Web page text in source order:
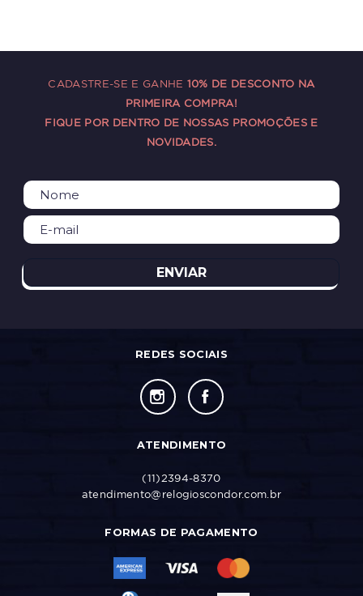
CADASTRE-SE E GANHE 10% DE DESCONTO NA
PRIMEIRA COMPRA!
FIQUE POR DENTRO DE NOSSAS PROMOÇÕES E
NOVIDADES.
ENVIAR
FORMAS DE PAGAMENTO
REDES SOCIAIS
ATENDIMENTO
(11)2394-8370
atendimento@relogioscondor.com.br